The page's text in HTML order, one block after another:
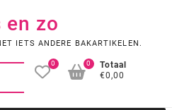
en zo
IETS ANDERE BAKARTIKELEN.
0
Totaal
€0,00
0